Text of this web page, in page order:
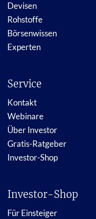
Devisen
Rohstoffe
Börsenwissen
Experten
Service
Kontakt
Webinare
Über Investor
Gratis-Ratgeber
Investor-Shop
Investor-Shop
Für Einsteiger